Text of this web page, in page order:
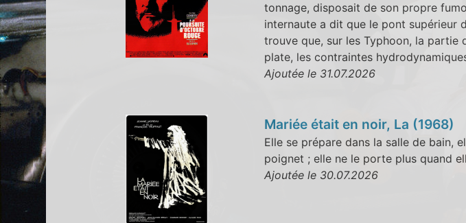
tonnage, disposait de son propre
internaute a dit que le pont supérieur
trouve que, sur les Typhoon, la partie
plate, les contraintes
Ajoutée le 31.07.2026
Mariée était en noir, La (1968)
Elle se prépare dans la salle de bain,
poignet ; elle ne le porte plus quand
Ajoutée le 30.07.2026